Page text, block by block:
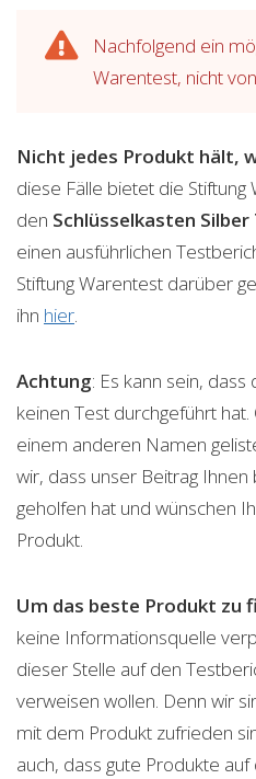
Nachfolgend ein
Warentest, nicht
Nicht jedes Produkt hält,
diese Fälle bietet die
den Schlüsselkasten Silber
einen ausführlichen
Stiftung Warentest darüber
ihn hier.
Achtung: Es kann sein,
keinen Test durchgeführt
einem anderen Namen
wir, dass unser Beitrag
geholfen hat und wünschen
Produkt.
Um das beste Produkt zu
keine Informationsquelle
dieser Stelle auf den
verweisen wollen. Denn wir
mit dem Produkt zufrieden
auch, dass gute Produkte